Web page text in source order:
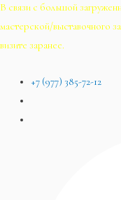
В связи с большой
мастерской/выставочного
визите заранее.
+7 (977) 385-72-12